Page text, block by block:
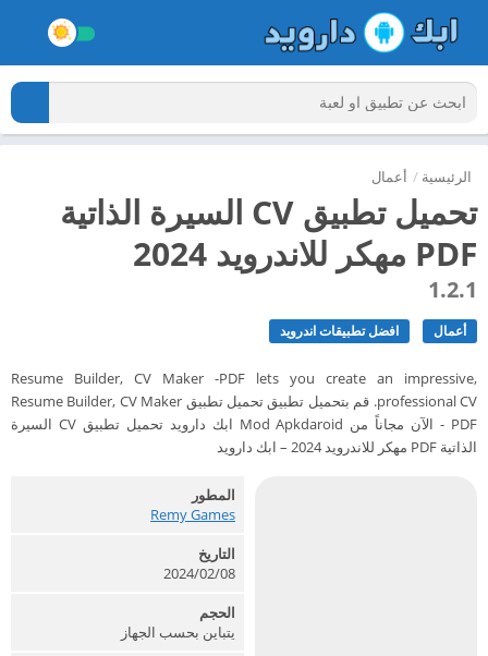
الرئيسية / أعمال
تحميل تطبيق CV السيرة الذاتية
PDF مهكر للاندرويد 2024
1.2.1
أعمال افضل تطبيقات اندرويد
Resume Builder, CV Maker -PDF lets you create an impressive,
professional CV. قم بتحميل تطبيق تحميل تطبيق Resume Builder, CV Maker
- PDF الآن مجاناً من Mod Apkdaroid ابك دارويد تحميل تطبيق CV السيرة
الذاتية PDF مهكر للاندرويد 2024 – ابك دارويد
المطور
Remy Games‏
التاريخ
2024/02/08
الحجم
يتباين بحسب الجهاز